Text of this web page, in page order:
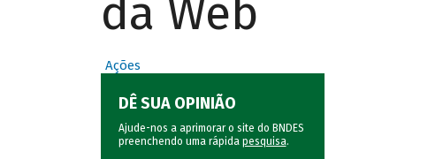
da Web
Ações
DÊ SUA OPINIÃO
Ajude-nos a aprimorar o site do BNDES
preenchendo uma rápida pesquisa.